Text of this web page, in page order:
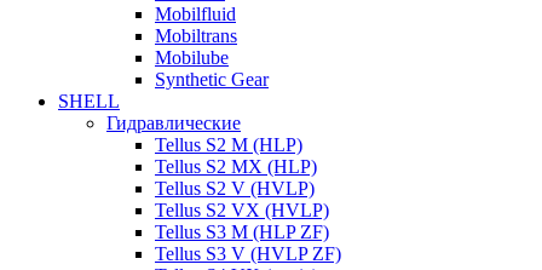
Mobilfluid
Mobiltrans
Mobilube
Synthetic Gear
SHELL
Гидравлические
Tellus S2 M (HLP)
Tellus S2 MХ (HLP)
Tellus S2 V (HVLP)
Tellus S2 VX (HVLP)
Tellus S3 M (HLP ZF)
Tellus S3 V (HVLP ZF)